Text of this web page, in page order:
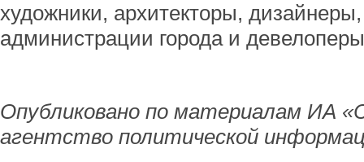
художники, архитекторы,
администрации города и
Опубликовано по материалам ИА
агентство политической